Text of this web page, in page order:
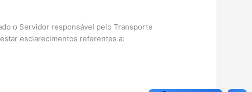
o Servidor responsável pelo Transporte
esclarecimentos referentes a: